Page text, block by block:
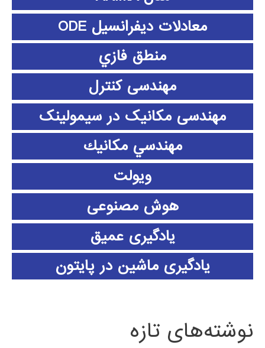
معادلات دیفرانسیل ODE
منطق فازي
مهندسی کنترل
مهندسی مکانیک در سیمولینک
مهندسي مكانيك
ویولت
هوش مصنوعی
یادگیری عمیق
یادگیری ماشین در پایتون
نوشته‌های تازه